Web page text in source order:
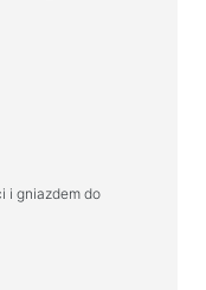
i gniazdem do